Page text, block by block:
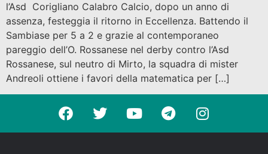
l’Asd Corigliano Calabro Calcio, dopo un anno di
assenza, festeggia il ritorno in Eccellenza. Battendo il
Sambiase per 5 a 2 e grazie al contemporaneo
pareggio dell’O. Rossanese nel derby contro l’Asd
Rossanese, sul neutro di Mirto, la squadra di mister
Andreoli ottiene i favori della matematica per […]